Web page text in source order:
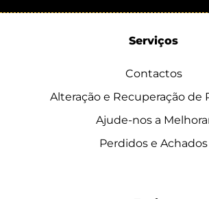
Serviços
Contactos
Alteração e Recuperação de
Ajude-nos a
Perdidos e Achados